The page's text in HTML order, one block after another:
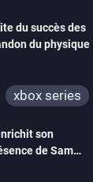
du succès des
du physique
xbox series
son
de Sam